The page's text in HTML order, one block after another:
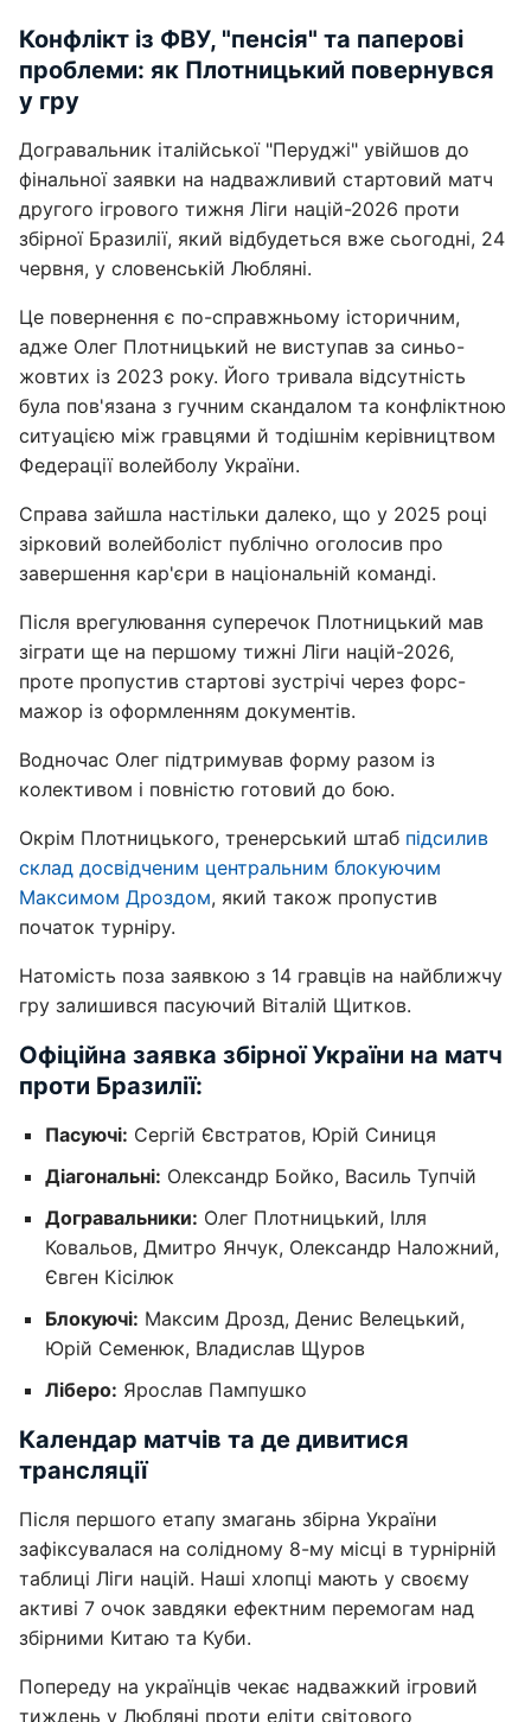
Конфлікт із ФВУ, "пенсія" та паперові
проблеми: як Плотницький повернувся
у гру
Догравальник італійської "Перуджі" увійшов до
фінальної заявки на надважливий стартовий матч
другого ігрового тижня Ліги націй-2026 проти
збірної Бразилії, який відбудеться вже сьогодні, 24
червня, у словенській Любляні.
Це повернення є по-справжньому історичним,
адже Олег Плотницький не виступав за синьо-
жовтих із 2023 року. Його тривала відсутність
була пов'язана з гучним скандалом та конфліктною
ситуацією між гравцями й тодішнім керівництвом
Федерації волейболу України.
Справа зайшла настільки далеко, що у 2025 році
зірковий волейболіст публічно оголосив про
завершення кар'єри в національній команді.
Після врегулювання суперечок Плотницький мав
зіграти ще на першому тижні Ліги націй-2026,
проте пропустив стартові зустрічі через форс-
мажор із оформленням документів.
Водночас Олег підтримував форму разом із
колективом і повністю готовий до бою.
Окрім Плотницького, тренерський штаб підсилив
склад досвідченим центральним блокуючим
Максимом Дроздом, який також пропустив
початок турніру.
Натомість поза заявкою з 14 гравців на найближчу
гру залишився пасуючий Віталій Щитков.
Офіційна заявка збірної України на матч
проти Бразилії:
Пасуючі: Сергій Євстратов, Юрій Синиця
Діагональні: Олександр Бойко, Василь Тупчій
Догравальники: Олег Плотницький, Ілля
Ковальов, Дмитро Янчук, Олександр Наложний,
Євген Кісілюк
Блокуючі: Максим Дрозд, Денис Велецький,
Юрій Семенюк, Владислав Щуров
Ліберо: Ярослав Пампушко
Календар матчів та де дивитися
трансляції
Після першого етапу змагань збірна України
зафіксувалася на солідному 8-му місці в турнірній
таблиці Ліги націй. Наші хлопці мають у своєму
активі 7 очок завдяки ефектним перемогам над
збірними Китаю та Куби.
Попереду на українців чекає надважкий ігровий
тиждень у Любляні проти еліти світового